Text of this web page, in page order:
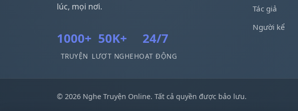
lúc, mọi nơi.
1000+
TRUYỆN
50K+
LƯỢT NGHE
24/7
HOẠT ĐỘNG
Tác giả
Người kể
© 2026 Nghe Truyện Online. Tất cả quyền được bảo lưu.